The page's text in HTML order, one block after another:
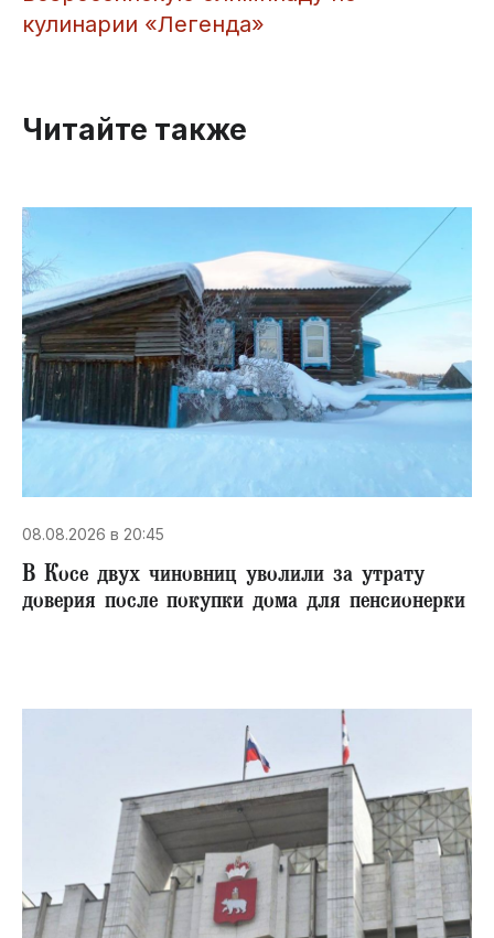
кулинарии «Легенда»
Читайте также
08.08.2026 в 20:45
В Косе двух чиновниц уволили за утрату
доверия после покупки дома для пенсионерки